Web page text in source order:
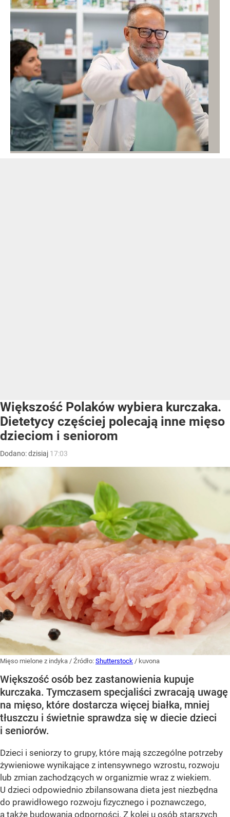
Większość Polaków wybiera kurczaka.
Dietetycy częściej polecają inne mięso
dzieciom i seniorom
Dodano:dzisiaj 17:03
Mięso mielone z indyka / Źródło: Shutterstock / kuvona
Większość osób bez zastanowienia kupuje
kurczaka. Tymczasem specjaliści zwracają uwagę
na mięso, które dostarcza więcej białka, mniej
tłuszczu i świetnie sprawdza się w diecie dzieci
i seniorów.
Dzieci i seniorzy to grupy, które mają szczególne potrzeby
żywieniowe wynikające z intensywnego wzrostu, rozwoju
lub zmian zachodzących w organizmie wraz z wiekiem.
U dzieci odpowiednio zbilansowana dieta jest niezbędna
do prawidłowego rozwoju fizycznego i poznawczego,
a także budowania odporności. Z kolei u osób starszych